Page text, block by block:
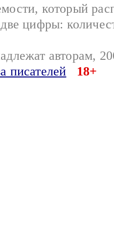
который
цифры:
авторам,
писателей
18+